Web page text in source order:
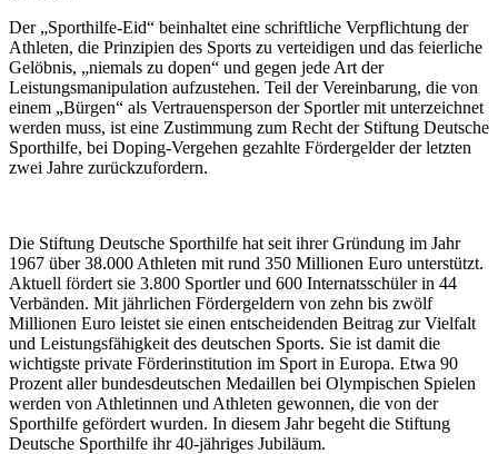
Der „Sporthilfe-Eid“ beinhaltet eine schriftliche Verpflichtung der
Athleten, die Prinzipien des Sports zu verteidigen und das feierliche
Gelöbnis, „niemals zu dopen“ und gegen jede Art der
Leistungsmanipulation aufzustehen. Teil der Vereinbarung, die von
einem „Bürgen“ als Vertrauensperson der Sportler mit unterzeichnet
werden muss, ist eine Zustimmung zum Recht der Stiftung Deutsche
Sporthilfe, bei Doping-Vergehen gezahlte Fördergelder der letzten
zwei Jahre zurückzufordern.
Die Stiftung Deutsche Sporthilfe hat seit ihrer Gründung im Jahr
1967 über 38.000 Athleten mit rund 350 Millionen Euro unterstützt.
Aktuell fördert sie 3.800 Sportler und 600 Internatsschüler in 44
Verbänden. Mit jährlichen Fördergeldern von zehn bis zwölf
Millionen Euro leistet sie einen entscheidenden Beitrag zur Vielfalt
und Leistungsfähigkeit des deutschen Sports. Sie ist damit die
wichtigste private Förderinstitution im Sport in Europa. Etwa 90
Prozent aller bundesdeutschen Medaillen bei Olympischen Spielen
werden von Athletinnen und Athleten gewonnen, die von der
Sporthilfe gefördert wurden. In diesem Jahr begeht die Stiftung
Deutsche Sporthilfe ihr 40-jähriges Jubiläum.